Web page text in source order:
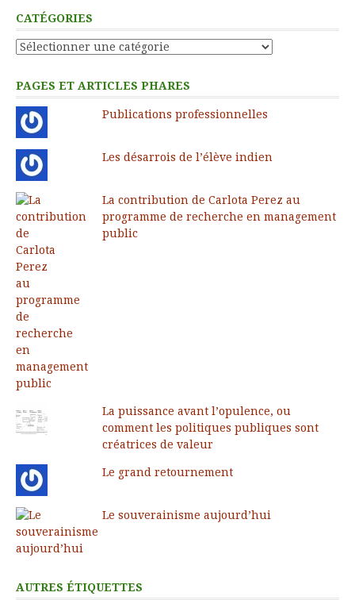
CATÉGORIES
Catégories
PAGES ET ARTICLES PHARES
Publications professionnelles
Les désarrois de l’élève indien
La contribution de Carlota Perez au
programme de recherche en management
public
La puissance avant l’opulence, ou
comment les politiques publiques sont
créatrices de valeur
Le grand retournement
Le souverainisme aujourd’hui
AUTRES ÉTIQUETTES